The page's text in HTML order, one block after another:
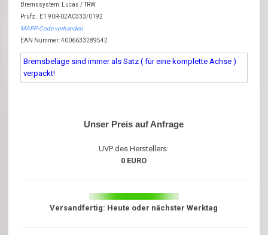
Bremssystem: Lucas / TRW
Prüfz.: E1 90R-02A0333/0192
MAPP-Code vorhanden
EAN Nummer: 4006633289542
Bremsbeläge sind immer als Satz ( für eine komplette Achse )
verpackt!
Unser Preis auf Anfrage
UVP des Herstellers:
0 EURO
Versandfertig: Heute oder nächster Werktag